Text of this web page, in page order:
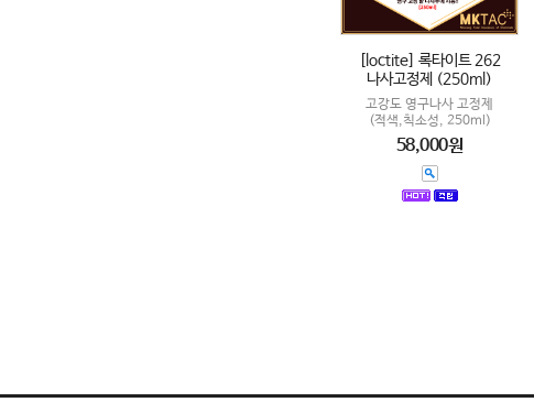
[loctite] 록타이트 262
나사고정제 (250ml)
고강도 영구나사 고정제
(적색,칙소성, 250ml)
58,000원